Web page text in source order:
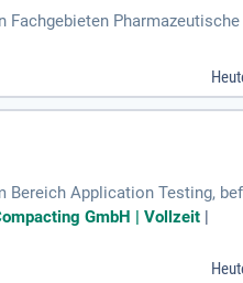
Pharmazeutische
Ausbau des Lehrangebotes
Bereich Application Testing,
für die
Wert auf kontinuierliche
Sie eine dynamische Karriere
GmbH | Vollzeit |